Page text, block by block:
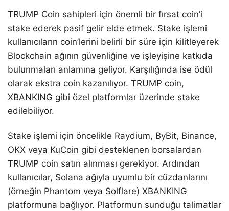
TRUMP Coin sahipleri için önemli bir fırsat coin’i
stake ederek pasif gelir elde etmek. Stake işlemi
kullanıcıların coin’lerini belirli bir süre için kilitleyerek
Blockchain ağının güvenliğine ve işleyişine katkıda
bulunmaları anlamına geliyor. Karşılığında ise ödül
olarak ekstra coin kazanılıyor. TRUMP coin,
XBANKING gibi özel platformlar üzerinde stake
edilebiliyor.
Stake işlemi için öncelikle Raydium, ByBit, Binance,
OKX veya KuCoin gibi desteklenen borsalardan
TRUMP coin satın alınması gerekiyor. Ardından
kullanıcılar, Solana ağıyla uyumlu bir cüzdanlarını
(örneğin Phantom veya Solflare) XBANKING
platformuna bağlıyor. Platformun sunduğu talimatlar